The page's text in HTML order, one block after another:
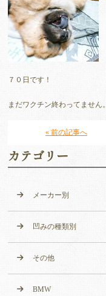
７０日です！
まだワクチン終わってません。
« 前の記事へ
カテゴリー
メーカー別
凹みの種類別
その他
BMW